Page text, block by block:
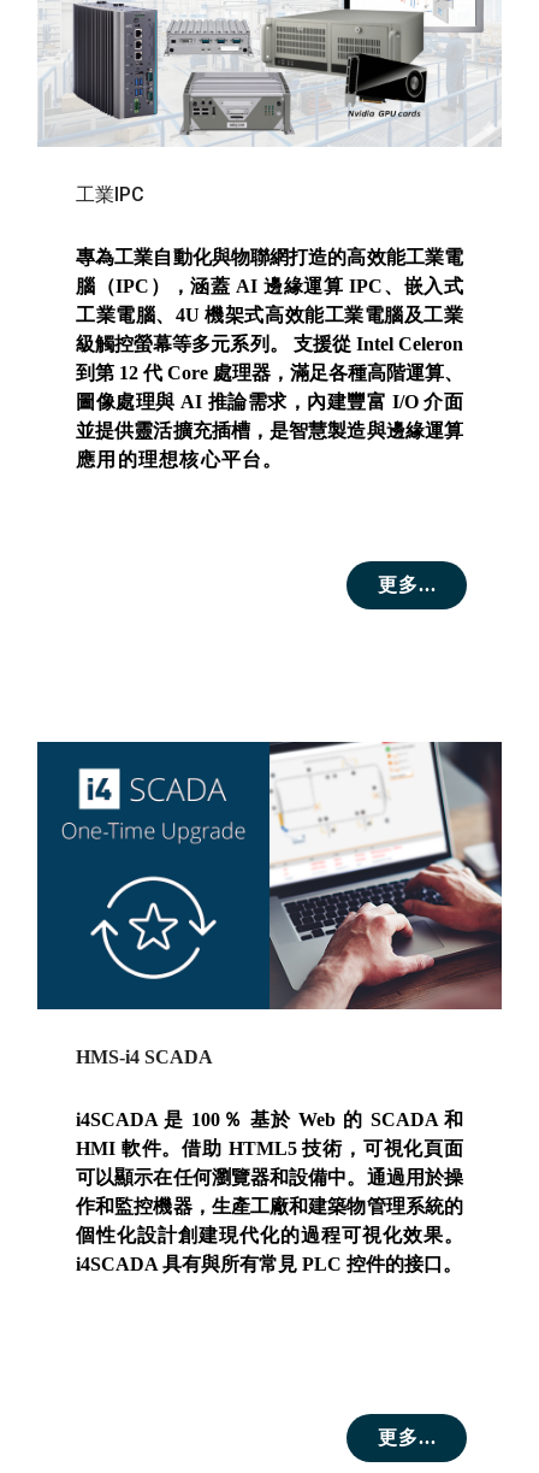
工業IPC
專為工業自動化與物聯網打造的高效能工業電
腦（IPC），涵蓋 AI 邊緣運算 IPC、嵌入式
工業電腦、4U 機架式高效能工業電腦及工業
級觸控螢幕等多元系列。 支援從 Intel Celeron
到第 12 代 Core 處理器，滿足各種高階運算、
圖像處理與 AI 推論需求，內建豐富 I/O 介面
並提供靈活擴充插槽，是智慧製造與邊緣運算
應用的理想核心平台。
更多...
HMS-i4 SCADA
i4SCADA 是 100％ 基於 Web 的 SCADA 和
HMI 軟件。借助 HTML5 技術，可視化頁面
可以顯示在任何瀏覽器和設備中。通過用於操
作和監控機器，生產工廠和建築物管理系統的
個性化設計創建現代化的過程可視化效果。
i4SCADA 具有與所有常見 PLC 控件的接口。
更多...